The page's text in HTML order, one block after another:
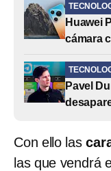
Huawei
cámara
Pavel
Con ello las
las que vendrá